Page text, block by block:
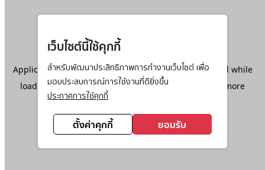
เว็บไซต์นี้ใช้คุกกี้
สำหรับพัฒนาประสิทธิภาพการทำงานเว็บไซต์ เพื่อ
มอบประสบการณ์การใช้งานที่ดียิ่งขึ้น
ประกาศการใช้คุกกี้
ตั้งค่าคุกกี้ ยอมรับ
Application error: aclient-side exception has occurred while
loadingwww.ktc.co.th(see the browser console
for more
information).